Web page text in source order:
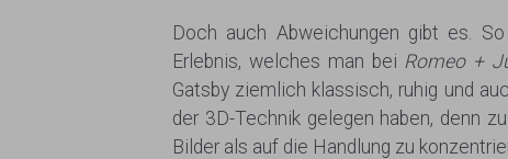
Doch auch Abweichungen gibt es. So
Erlebnis, welches man bei Romeo +
Gatsby ziemlich klassisch, ruhig und
der 3D-Technik gelegen haben, denn
Bilder als auf die Handlung zu